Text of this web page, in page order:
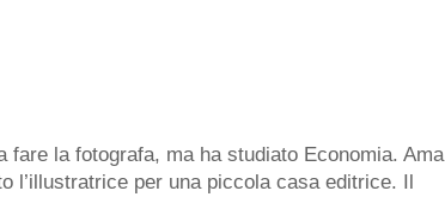
la fotografa, ma ha studiato Economia. Ama
l’illustratrice per una piccola casa editrice. Il